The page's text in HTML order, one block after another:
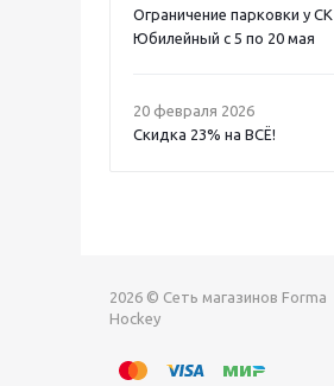
Ограничение парковки у СК
Юбилейный с 5 по 20 мая
20 февраля 2026
Скидка 23% на ВСË!
2026 © Сеть магазинов Forma
Hockey